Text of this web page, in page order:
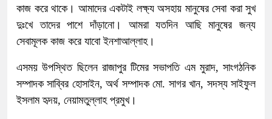
কাজ করে থাকে। আমাদের একটাই লক্ষ্য অসহায় মানুষের সেবা করা সুখ
দুঃখে তাদের পাশে দাঁড়ানো। আমরা যতদিন আছি মানুষের জন্য
সেবামূলক কাজ করে যাবো ইনশাআল্লাহ।
এসময় উপস্থিত ছিলেন রাজাপুর টিমের সভাপতি এম মুরাদ, সাংগঠনিক
সম্পাদক সাব্বির হোসাইন, অর্থ সম্পাদক মো. সাগর খান, সদস্য সাইফুল
ইসলাম হৃদয়, নেয়ামতুল্লাহ প্রমুখ।